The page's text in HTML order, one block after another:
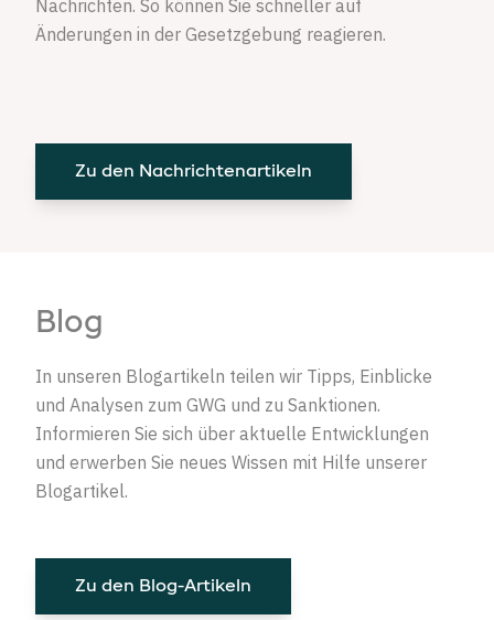
Nachrichten. So können Sie schneller auf
Änderungen in der Gesetzgebung reagieren.
Zu den Nachrichtenartikeln
Blog
In unseren Blogartikeln teilen wir Tipps, Einblicke
und Analysen zum GWG und zu Sanktionen.
Informieren Sie sich über aktuelle Entwicklungen
und erwerben Sie neues Wissen mit Hilfe unserer
Blogartikel.
Zu den Blog-Artikeln